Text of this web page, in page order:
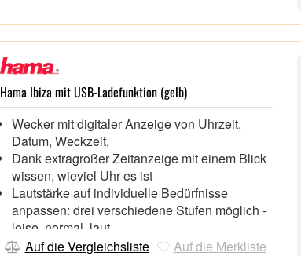
zunehmendem Weckton-Tempo,
Einstellung der Weckzeiten als Working-Day-
Lautstärke auf individuelle Bedürfnisse
anpassen: drei verschiedene Stufen möglich -
leise, normal, laut
Modernes, mattes Gehäuse mit einem nahezu
randlosem, klarem Display
Zwei Display-Modi: konstante Anzeige der
ausgewählten Einheit oder automatischer
Wechsel zwischen Uhrzeit, Datum, Temperatur
Hama Ibiza mit USB-Ladefunktion (gelb)
Wecker mit digitaler Anzeige von Uhrzeit,
Datum, Weckzeit,
Dank extragroßer Zeitanzeige mit einem Blick
wissen, wieviel Uhr es ist
Lautstärke auf individuelle Bedürfnisse
anpassen: drei verschiedene Stufen möglich -
leise, normal, laut
Displayfarben individuell einstellen: je nach
Auf die Vergleichsliste Auf die Merkliste